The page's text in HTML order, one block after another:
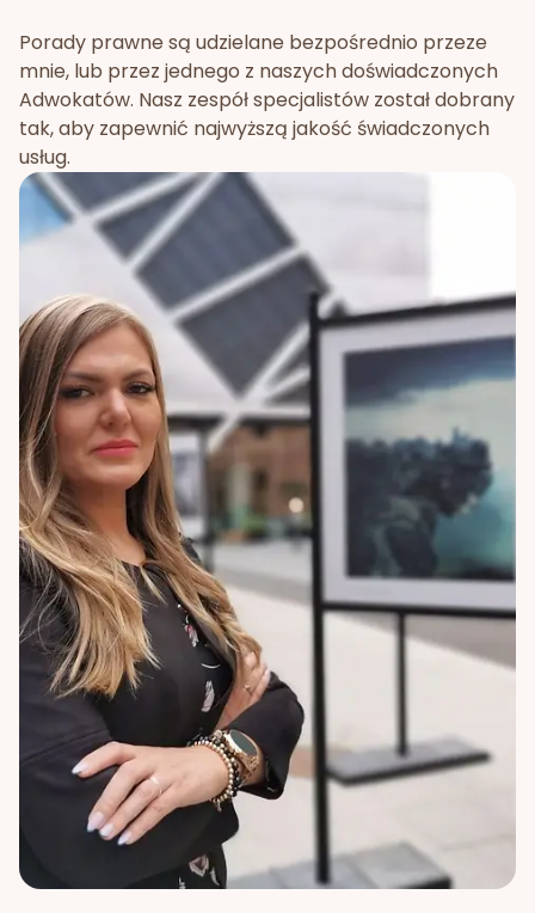
Porady prawne są udzielane bezpośrednio przeze
mnie, lub przez jednego z naszych doświadczonych
Adwokatów. Nasz zespół specjalistów został dobrany
tak, aby zapewnić najwyższą jakość świadczonych
usług.